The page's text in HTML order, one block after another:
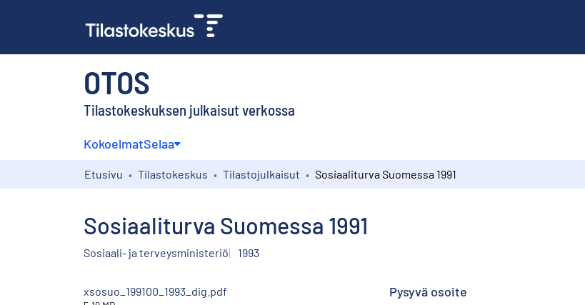
OTOS
Tilastokeskuksen julkaisut verkossa
KokoelmatSelaa
Etusivu Tilastokeskus Tilastojulkaisut Sosiaaliturva Suomessa 1991
Sosiaaliturva Suomessa 1991
Sosiaali- ja terveysministeriö 1993
xsosuo_199100_1993_dig.pdf Pysyvä osoite